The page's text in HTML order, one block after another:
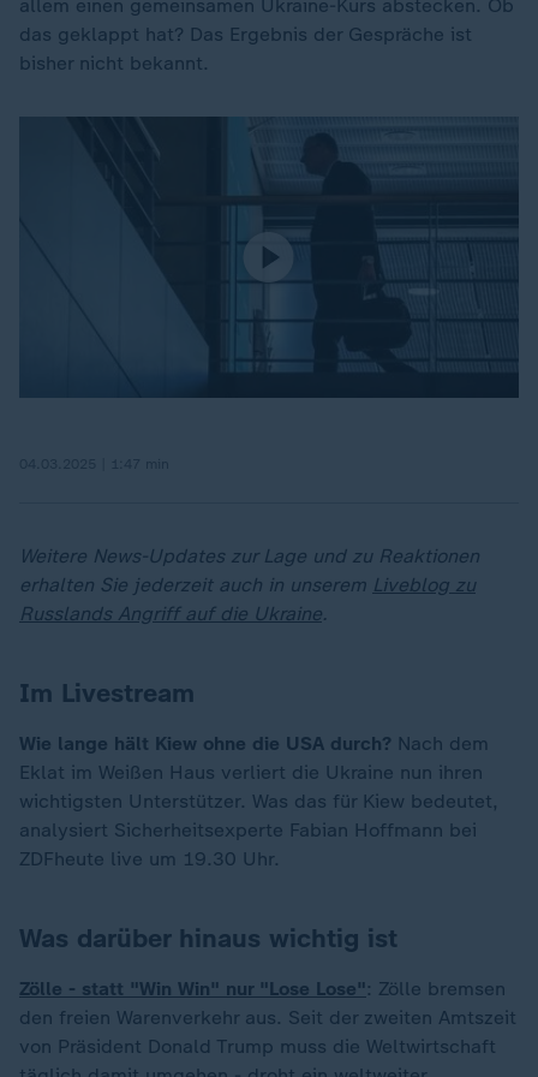
allem einen gemeinsamen Ukraine-Kurs abstecken. Ob
das geklappt hat? Das Ergebnis der Gespräche ist
bisher nicht bekannt.
Weitere News-Updates zur Lage und zu Reaktionen
erhalten Sie jederzeit auch in unserem Liveblog zu
Russlands Angriff auf die Ukraine.
Im Livestream
Wie lange hält Kiew ohne die USA durch? Nach dem
Eklat im Weißen Haus verliert die Ukraine nun ihren
wichtigsten Unterstützer. Was das für Kiew bedeutet,
analysiert Sicherheitsexperte Fabian Hoffmann bei
ZDFheute live um 19.30 Uhr.
Was darüber hinaus wichtig ist
Zölle - statt "Win Win" nur "Lose Lose" : Zölle bremsen
den freien Warenverkehr aus. Seit der zweiten Amtszeit
von Präsident Donald Trump muss die Weltwirtschaft